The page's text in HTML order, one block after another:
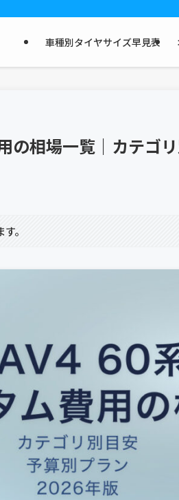
車種別タイヤサイズ早見表
の相場一覧｜カテゴ
。